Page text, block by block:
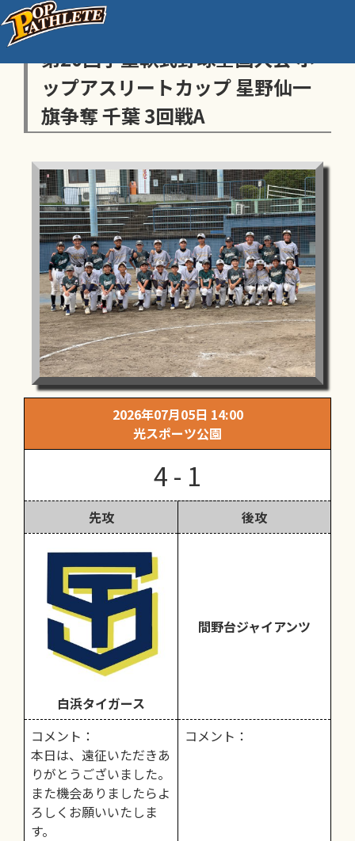
センス・トラストトーナメント
第20回学童軟式野球全国大会 ポ
ップアスリートカップ 星野仙一
旗争奪 千葉 3回戦A
2026年07月05日 14:00
光スポーツ公園
4 - 1
先攻 後攻
白浜タイガース
間野台ジャイアンツ
コメント：
本日は、遠征いただきあ
りがとうございました。
また機会ありましたらよ
ろしくお願いいたしま
す。
コメント：